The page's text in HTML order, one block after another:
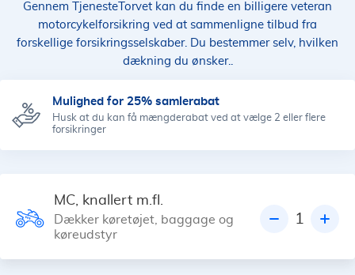
Gennem TjenesteTorvet kan du finde en billigere veteran
motorcykelforsikring ved at sammenligne tilbud fra
forskellige forsikringsselskaber. Du bestemmer selv, hvilken
dækning du ønsker..
Mulighed for 25% samlerabat
Husk at du kan få mængderabat ved at vælge 2 eller flere
forsikringer
MC, knallert m.fl.
Dækker køretøjet, baggage og
køreudstyr
1